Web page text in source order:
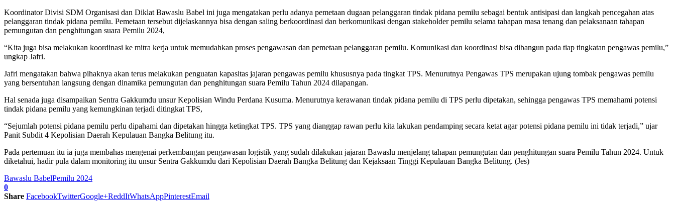
Koordinator Divisi SDM Organisasi dan Diklat Bawaslu Babel ini juga mengatakan perlu adanya pemetaan dugaan pelanggaran tindak pidana pemilu sebagai bentuk antisipasi dan langkah pencegahan atas
pelanggaran tindak pidana pemilu. Pemetaan tersebut dijelaskannya bisa dengan saling berkoordinasi dan berkomunikasi dengan stakeholder pemilu selama tahapan masa tenang dan pelaksanaan tahapan
pemungutan dan penghitungan suara Pemilu 2024,
“Kita juga bisa melakukan koordinasi ke mitra kerja untuk memudahkan proses pengawasan dan pemetaan pelanggaran pemilu. Komunikasi dan koordinasi bisa dibangun pada tiap tingkatan pengawas pemilu,”
ungkap Jafri.
Jafri mengatakan bahwa pihaknya akan terus melakukan penguatan kapasitas jajaran pengawas pemilu khususnya pada tingkat TPS. Menurutnya Pengawas TPS merupakan ujung tombak pengawas pemilu
yang bersentuhan langsung dengan dinamika pemungutan dan penghitungan suara Pemilu Tahun 2024 dilapangan.
Hal senada juga disampaikan Sentra Gakkumdu unsur Kepolisian Windu Perdana Kusuma. Menurutnya kerawanan tindak pidana pemilu di TPS perlu dipetakan, sehingga pengawas TPS memahami potensi
tindak pidana pemilu yang kemungkinan terjadi ditingkat TPS,
“Sejumlah potensi pidana pemilu perlu dipahami dan dipetakan hingga ketingkat TPS. TPS yang dianggap rawan perlu kita lakukan pendamping secara ketat agar potensi pidana pemilu ini tidak terjadi,” ujar
Panit Subdit 4 Kepolisian Daerah Kepulauan Bangka Belitung itu.
Pada pertemuan itu ia juga membahas mengenai perkembangan pengawasan logistik yang sudah dilakukan jajaran Bawaslu menjelang tahapan pemungutan dan penghitungan suara Pemilu Tahun 2024. Untuk
diketahui, hadir pula dalam monitoring itu unsur Sentra Gakkumdu dari Kepolisian Daerah Bangka Belitung dan Kejaksaan Tinggi Kepulauan Bangka Belitung. (Jes)
Bawaslu BabelPemilu 2024
0
Share FacebookTwitterGoogle+ReddItWhatsAppPinterestEmail